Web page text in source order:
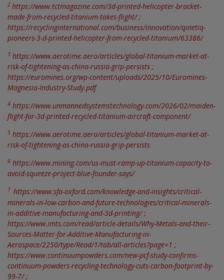
2 https://www.tctmagazine.com/3d-printed-helicopter-bracket-
made-from-recycled-titanium-takes-flight/;
https://recyclinginternational.com/business/innovation/qinetiq-
pioneers-3-d-printed-helicopter-from-recycled-titanium/63386/
3 https://www.aerotime.aero/articles/global-titanium-market-at-
risk-of-tightening-as-china-russia-grip-persists ;
https://euromines.org/wp-content/uploads/2025/10/Euromines-
Magnesia-Industry-Study.pdf
4 https://www.unmannedsystemstechnology.com/2026/02/maiden-
flight-for-3d-printed-recycled-titanium-aircraft-component/
5 https://www.aerotime.aero/articles/global-titanium-market-at-
risk-of-tightening-as-china-russia-grip-persists
6 https://www.mining.com/us-must-ramp-up-titanium-capacity-to-
avoid-squeeze-project-blue-founder-says/
7 https://www.sfa-oxford.com/knowledge-and-insights/critical-
minerals-in-low-carbon-and-future-technologies/critical-minerals-
in-additive-manufacturing-and-3d-printing/;
https://www.imts.com/read/article-details/Why-Metals-and-their-
Sources-Matter-for-Additive-Manufacturing-in-
Aerospace/2250/type/Read/1/tab/all-articles?page=1 ;
https://www.continuumpowders.com/new-pcf-study-confirms-
continuum-powders-recycling-technology-cuts-carbon-footprint-by-
99-7/;